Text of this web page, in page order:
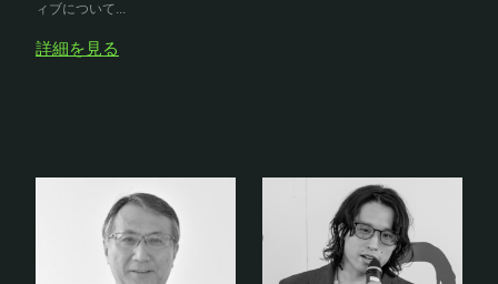
ィブについて...
詳細を見る